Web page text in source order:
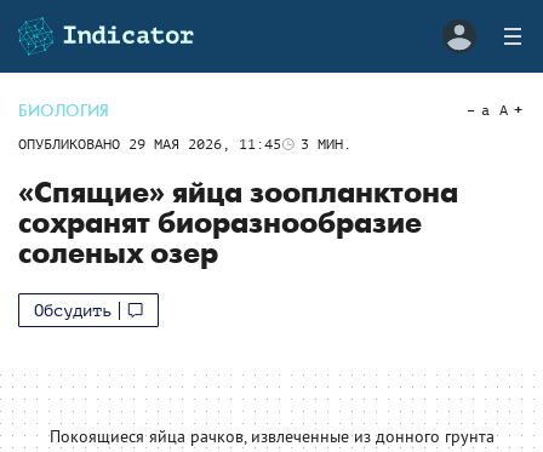
БИОЛОГИЯ
ОПУБЛИКОВАНО 29 МАЯ 2026, 11:45 3 МИН.
a A
«Спящие» яйца зоопланктона
сохранят биоразнообразие
соленых озер
Обсудить
Покоящиеся яйца рачков, извлеченные из донного грунта